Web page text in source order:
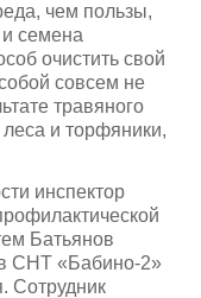
чем пользы,
семена
очистить свой
совсем не
травяного
леса и торфяники,
инспектор
Батьянов
СНТ «Бабино-2»
Сотрудник